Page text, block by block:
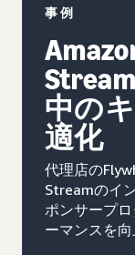
事例
中の
適化
代理店の
Streamのイ
ポンサープ
ーマンスを